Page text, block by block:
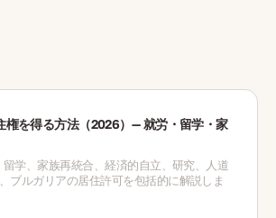
権を得る方法（2026）— 就労・留学・家
学、家族再統合、経済的自立、研究、人道
ブルガリアの居住許可を包括的に解説しま